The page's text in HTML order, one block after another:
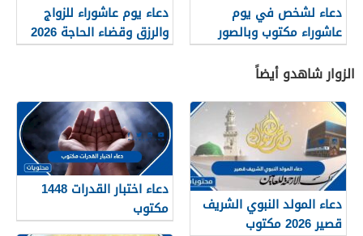
دعاء لشخص في يوم
عاشوراء مكتوب وبالصور
2026
دعاء يوم عاشوراء للزواج
والرزق وقضاء الحاجة 2026
الزوار شاهدو أيضاً
دعاء المولد النبوي الشريف
قصير 2026 مكتوب
دعاء اختبار القدرات 1448
مكتوب